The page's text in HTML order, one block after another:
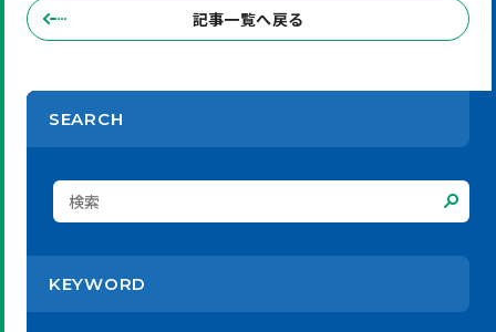
記事一覧へ戻る
SEARCH
KEYWORD